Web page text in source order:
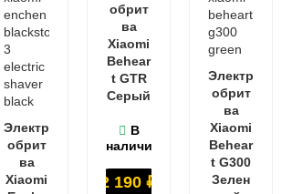
Электр
обрит
ва
Xiaomi
обрит
ва
Xiaomi
Behear
t GTR
Серый
В
наличии
2 190 ₽
Электр
обрит
ва
Xiaomi
Behear
t G300
Зелен